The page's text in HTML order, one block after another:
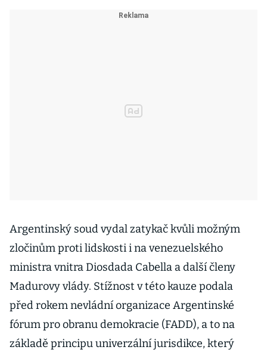
Argentinský soud vydal zatykač kvůli možným
zločinům proti lidskosti i na venezuelského
ministra vnitra Diosdada Cabella a další členy
Madurovy vlády. Stížnost v této kauze podala
před rokem nevládní organizace Argentinské
fórum pro obranu demokracie (FADD), a to na
základě principu univerzální jurisdikce, který